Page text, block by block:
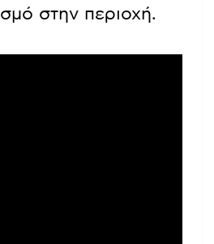
στην περιοχή.